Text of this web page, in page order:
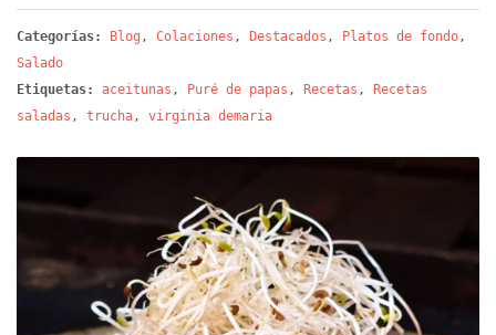
Categorías: Blog , Colaciones , Destacados , Platos de fondo,
Salado
Etiquetas:
aceitunas , Puré de papas , Recetas ,
Recetas
saladas , trucha, virginia demaria